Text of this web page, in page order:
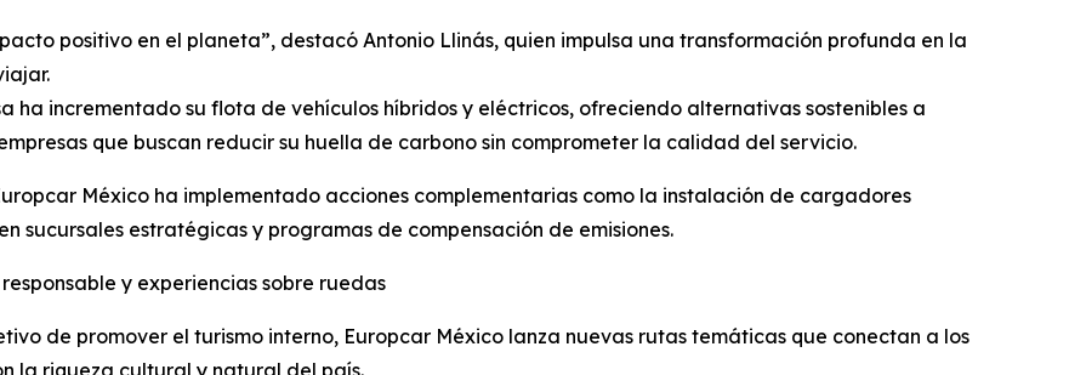
positivo en el planeta”, destacó Antonio Llinás, quien impulsa una transformación profunda en la
ha incrementado su flota de vehículos híbridos y eléctricos, ofreciendo alternativas sostenibles a
que buscan reducir su huella de carbono sin comprometer la calidad del servicio.
México ha implementado acciones complementarias como la instalación de cargadores
sucursales estratégicas y programas de compensación de emisiones.
responsable y experiencias sobre ruedas
de promover el turismo interno, Europcar México lanza nuevas rutas temáticas que conectan a los
la riqueza cultural y natural del país.